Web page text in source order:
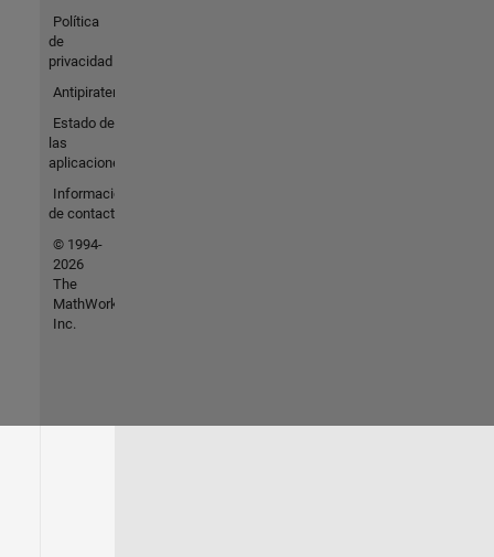
Política
de
privacidad
Antipiratería
Estado de
las
aplicaciones
Información
de contacto
© 1994-
2026
The
MathWorks,
Inc.